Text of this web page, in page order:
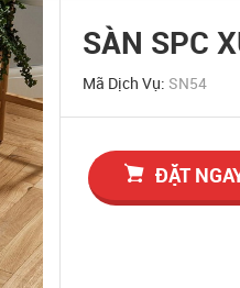
SÀN SPC
Mã Dịch Vụ: SN54
ĐẶT